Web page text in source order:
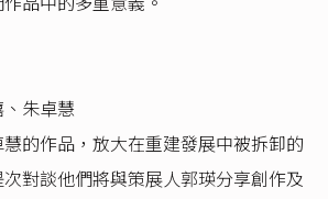
朱卓慧
的作品，放大在重建發展中被拆卸的
對談他們將與策展人郭瑛分享創作及